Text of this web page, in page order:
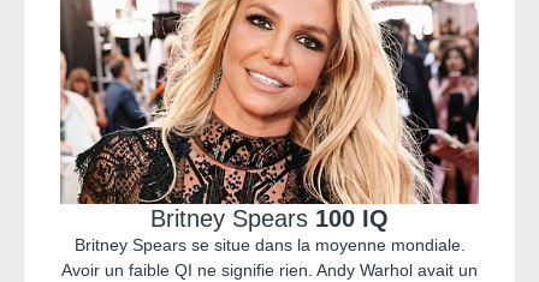
Britney Spears 100 IQ
Britney Spears se situe dans la moyenne mondiale.
Avoir un faible QI ne signifie rien. Andy Warhol avait un